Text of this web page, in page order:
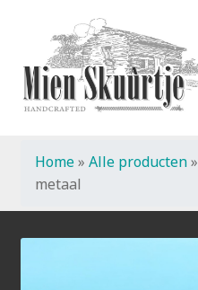
naar
navigatie
de
inhoud
Start
Handmade
Home» Alle producten»
metaal